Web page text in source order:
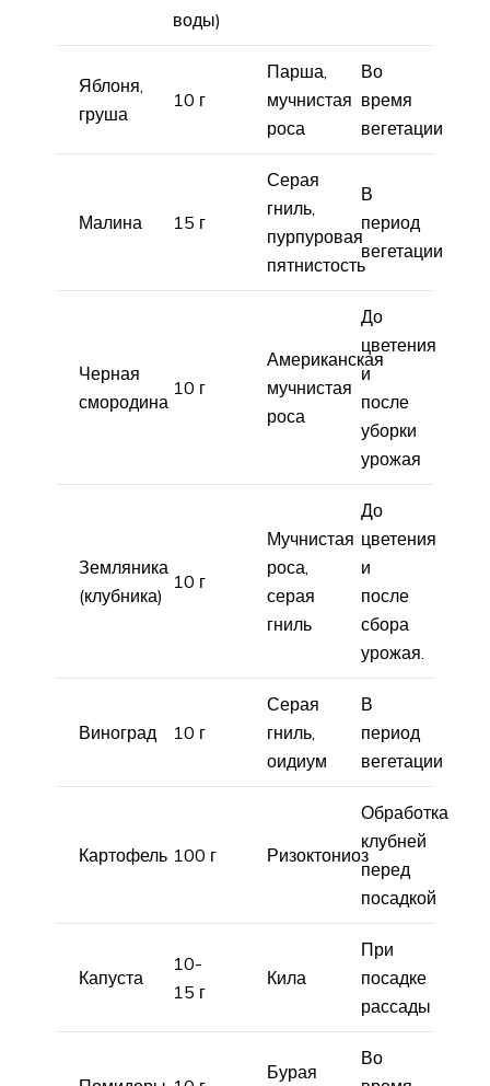
воды)
Яблоня,
груша
10 г
Парша,
мучнистая
роса
Во
время
вегетации
Малина 15 г
Серая
гниль,
пурпуровая
пятнистость
В
период
вегетации
Черная
смородина
10 г
Американская
мучнистая
роса
До
цветения
и
после
уборки
урожая
Земляника
(клубника)
10 г
Мучнистая
роса,
серая
гниль
До
цветения
и
после
сбора
урожая.
Виноград 10 г
Серая
гниль,
оидиум
В
период
вегетации
Картофель 100 г Ризоктониоз
Обработка
клубней
перед
посадкой
Капуста
10-
15 г
Кила
При
посадке
рассады
Бурая
Во